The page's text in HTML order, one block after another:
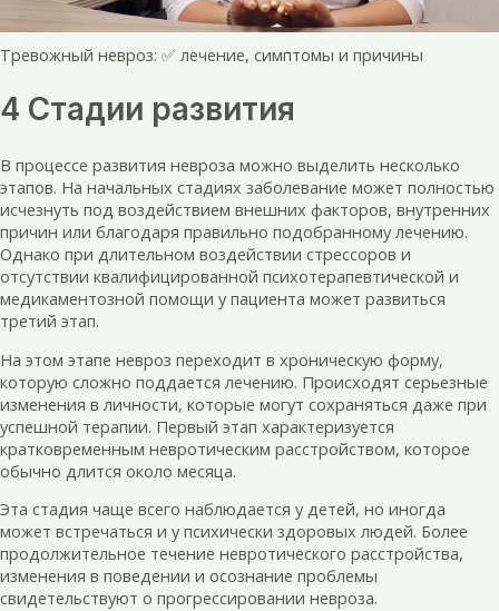
Тревожный невроз: ✅ лечение, симптомы и причины
4 Стадии развития
В процессе развития невроза можно выделить несколько
этапов. На начальных стадиях заболевание может полностью
исчезнуть под воздействием внешних факторов, внутренних
причин или благодаря правильно подобранному лечению.
Однако при длительном воздействии стрессоров и
отсутствии квалифицированной психотерапевтической и
медикаментозной помощи у пациента может развиться
третий этап.
На этом этапе невроз переходит в хроническую форму,
которую сложно поддается лечению. Происходят серьезные
изменения в личности, которые могут сохраняться даже при
успешной терапии. Первый этап характеризуется
кратковременным невротическим расстройством, которое
обычно длится около месяца.
Эта стадия чаще всего наблюдается у детей, но иногда
может встречаться и у психически здоровых людей. Более
продолжительное течение невротического расстройства,
изменения в поведении и осознание проблемы
свидетельствуют о прогрессировании невроза.